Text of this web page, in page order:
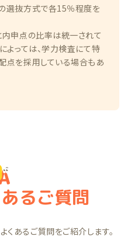
選抜方式で各15％程度を
内申点の比率は統一されて
よっては、学力検査にて特
点を採用している場合もあ
るご質問
あるご質問をご紹介します。